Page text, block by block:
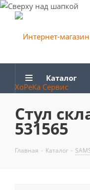
Каталог
Стул
531565
Главная - Каталог -